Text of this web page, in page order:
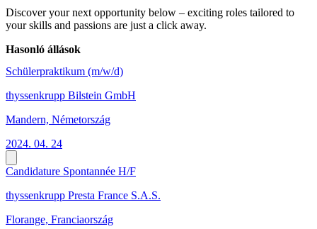
Discover your next opportunity below – exciting roles tailored to
your skills and passions are just a click away.
Hasonló állások
Schülerpraktikum (m/w/d)
thyssenkrupp Bilstein GmbH
Mandern, Németország
2024. 04. 24
Candidature Spontannée H/F
thyssenkrupp Presta France S.A.S.
Florange, Franciaország